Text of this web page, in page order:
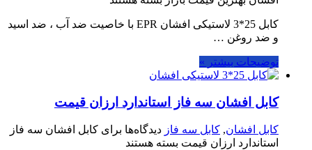
کابل 25*3 لاستیکی افشان EPR با خاصیت ضد آب ، ضد اسید
و ضد روغن …
توضیحات بیشتر »
کابل افشان سه فاز استاندارد ارزان قیمت
کابل افشان, کابل سه فاز دیدگاه‌ها برای کابل افشان سه فاز
استاندارد ارزان قیمت بسته هستند